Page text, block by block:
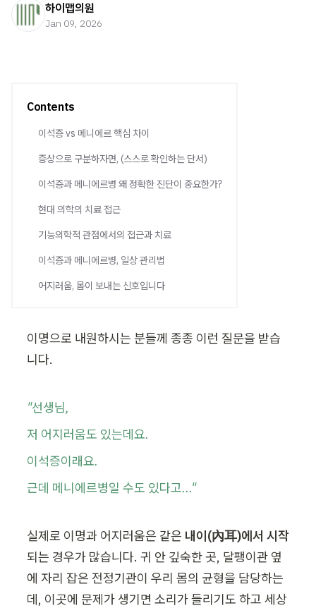
하이맵의원
Jan 09, 2026
Contents
이석증 vs 메니에르 핵심 차이
증상으로 구분하자면, (스스로 확인하는 단서)
이석증과 메니에르병 왜 정확한 진단이 중요한가?
현대 의학의 치료 접근
기능의학적 관점에서의 접근과 치료
이석증과 메니에르병, 일상 관리법
어지러움, 몸이 보내는 신호입니다
이명으로 내원하시는 분들께 종종 이런 질문을 받습
니다.
"선생님,
저 어지러움도 있는데요.
이석증이래요.
근데 메니에르병일 수도 있다고..."
실제로 이명과 어지러움은 같은 내이(內耳)에서 시작
되는 경우가 많습니다. 귀 안 깊숙한 곳, 달팽이관 옆
에 자리 잡은 전정기관이 우리 몸의 균형을 담당하는
데, 이곳에 문제가 생기면 소리가 들리기도 하고 세상